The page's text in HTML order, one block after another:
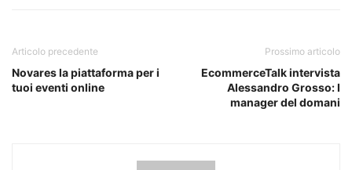
Articolo precedente
Novares la piattaforma per i
tuoi eventi online
Prossimo articolo
EcommerceTalk intervista
Alessandro Grosso: I
manager del domani